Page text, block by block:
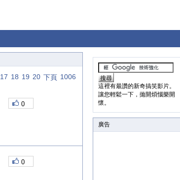
17 18 19 20 下頁 1006
0
0
這裡有最讚的新奇搞笑影片。
讓您輕鬆一下，拋開煩惱樂開
懷。
廣告